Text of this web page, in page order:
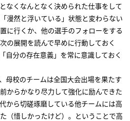
なくなんとなく決められた仕事をして
漫然と浮いている」状態と変わらない
に行くか、他の選手のフォローをする
の展開を読んで早めに行動しておく
自分の存在意義」を常に意識しておく
母校のチームは全国大会出場を果たす
からかなり尽力して強化に励んできた
から切磋琢磨している他チームには高
（惜しかったけど）。ということで高